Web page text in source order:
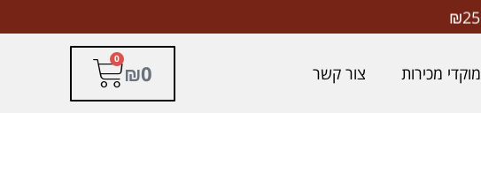
מוקדי מכירות צור קשר ₪0
0